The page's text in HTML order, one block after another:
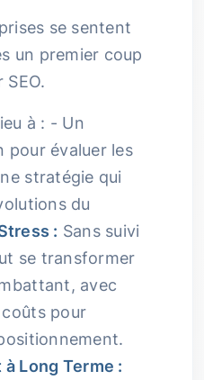
se sentent
un premier coup
SEO.
à : - Un
pour évaluer les
stratégie qui
du
: Sans suivi
se transformer
avec
pour
Long Terme :